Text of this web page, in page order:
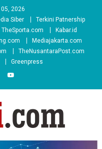
2026
Siber
Terkini Patnership
TheSporta.com
Kabar.id
Mediajakarta.com
TheNusantaraPost.com
Greenpress